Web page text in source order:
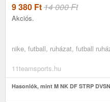
9 380 Ft14 000 Ft
Akciós.
nike, futball, ruházat, futball
11teamsports.hu
Hasonlók, mint M NK DF STRP